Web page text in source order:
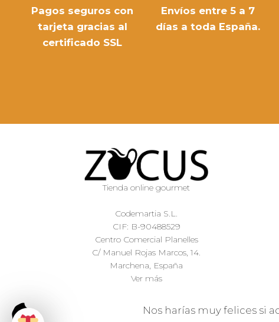
Pagos seguros con
tarjeta gracias al
certificado SSL
Envíos entre 5 a 7
días a toda España.
Tienda online gourmet
Codemartia S.L.
CIF: B-90488529
Centro Comercial Planelles
C/ Manuel Rojas Marcos, 14.
Marchena, España
Ver más
Nos harías muy felices si